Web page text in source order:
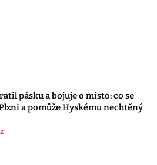
pásku a bojuje o místo: co se
a pomůže Hyskému nechtěný